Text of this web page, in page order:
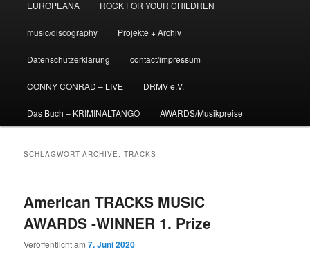
EUROPEANA ROCK FOR YOUR CHILDREN
music/discography Projekte + Archiv
Datenschutzerklärung contact/impressum
CONNY CONRAD – LIVE DRMV e.V.
Das Buch – KRIMINALTANGO AWARDS/Musikpreise
SCHLAGWORT-ARCHIVE:TRACKS
American TRACKS MUSIC
AWARDS -WINNER 1. Prize
Veröffentlicht am7. Juni 2020